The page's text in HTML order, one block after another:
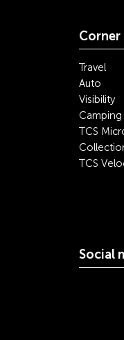
Corner
Travel
Auto
Visibility
TCS
TCS
Social